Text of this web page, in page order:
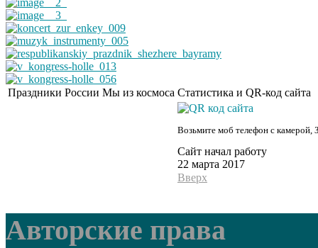
Праздники России Мы из космоса Статистика и QR-код сайта
Возьмите моб телефон с камерой,
Сайт начал работу
22 марта 2017
Вверх
Авторские права